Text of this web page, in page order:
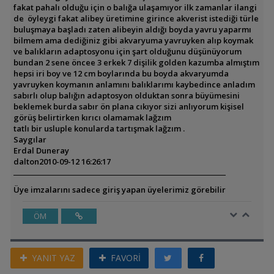
fakat pahalı olduğu için o balığa ulaşamıyor ilk zamanlar ilangi
de öyleygi fakat alibey üretimine girince akverist istediği türle
buluşmaya başladı zaten alibeyin aldığı boyda yavru yaparmı
bilmem ama dediğiniz gibi akvaryuma yavruyken alıp koymak
ve balıkların adaptosyonu için şart olduğunu düşünüyorum
bundan 2 sene öncee 3 erkek 7 dişilik golden kazumba almıştım
hepsi iri boy ve 12 cm boylarında bu boyda akvaryumda
yavruyken koymanın anlamını balıklarımı kaybedince anladım
sabırlı olup balığın adaptosyon olduktan sonra büyümesini
beklemek burda sabır ön plana cıkıyor sizi anlıyorum kişisel
görüş belirtirken kırıcı olamamak lağzım
tatlı bir usluple konularda tartışmak lağzım .
Saygılar
Erdal Duneray
dalton2010-09-12 16:26:17
Üye imzalarını sadece giriş yapan üyelerimiz görebilir
ÖM
YANIT YAZ FAVORİ